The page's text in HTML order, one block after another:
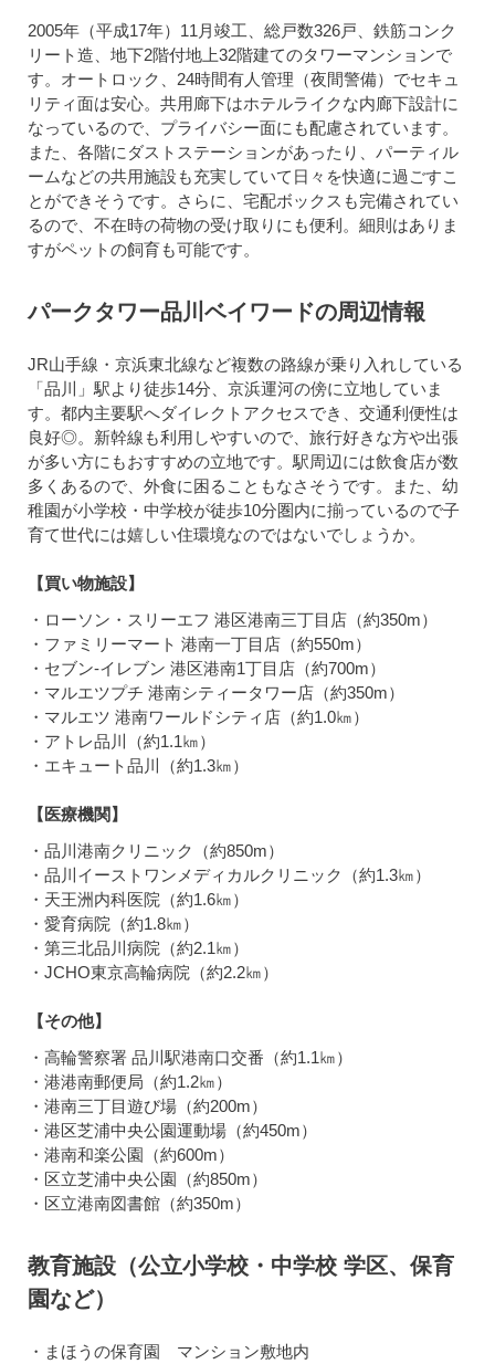
2005年（平成17年）11月竣工、総戸数326戸、鉄筋コンク
リート造、地下2階付地上32階建てのタワーマンションで
す。オートロック、24時間有人管理（夜間警備）でセキュ
リティ面は安心。共用廊下はホテルライクな内廊下設計に
なっているので、プライバシー面にも配慮されています。
また、各階にダストステーションがあったり、パーティル
ームなどの共用施設も充実していて日々を快適に過ごすこ
とができそうです。さらに、宅配ボックスも完備されてい
るので、不在時の荷物の受け取りにも便利。細則はありま
すがペットの飼育も可能です。
パークタワー品川ベイワードの周辺情報
JR山手線・京浜東北線など複数の路線が乗り入れしている
「品川」駅より徒歩14分、京浜運河の傍に立地していま
す。都内主要駅へダイレクトアクセスでき、交通利便性は
良好◎。新幹線も利用しやすいので、旅行好きな方や出張
が多い方にもおすすめの立地です。駅周辺には飲食店が数
多くあるので、外食に困ることもなさそうです。また、幼
稚園が小学校・中学校が徒歩10分圏内に揃っているので子
育て世代には嬉しい住環境なのではないでしょうか。
【買い物施設】
・ローソン・スリーエフ 港区港南三丁目店（約350m）
・ファミリーマート 港南一丁目店（約550m）
・セブン-イレブン 港区港南1丁目店（約700m）
・マルエツプチ 港南シティータワー店（約350m）
・マルエツ 港南ワールドシティ店（約1.0㎞）
・アトレ品川（約1.1㎞）
・エキュート品川（約1.3㎞）
【医療機関】
・品川港南クリニック（約850m）
・品川イーストワンメディカルクリニック（約1.3㎞）
・天王洲内科医院（約1.6㎞）
・愛育病院（約1.8㎞）
・第三北品川病院（約2.1㎞）
・JCHO東京高輪病院（約2.2㎞）
【その他】
・高輪警察署 品川駅港南口交番（約1.1㎞）
・港港南郵便局（約1.2㎞）
・港南三丁目遊び場（約200m）
・港区芝浦中央公園運動場（約450m）
・港南和楽公園（約600m）
・区立芝浦中央公園（約850m）
・区立港南図書館（約350m）
教育施設（公立小学校・中学校 学区、保育
園など）
・まほうの保育園 マンション敷地内